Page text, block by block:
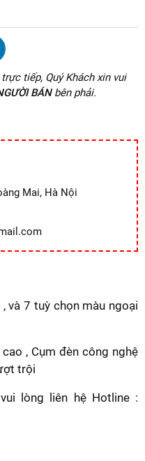
tiếp, Quý Khách xin vui
BÁNbên phải.
Mai, Hà Nội
và 7 tuỳ chọn màu ngoại
, Cụm đèn công nghệ
trội
lòng liên hệ Hotline :